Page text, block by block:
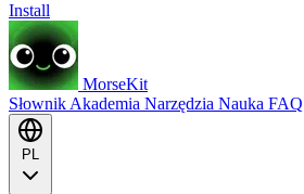
Install
MorseKit
Słownik Akademia Narzędzia Nauka FAQ